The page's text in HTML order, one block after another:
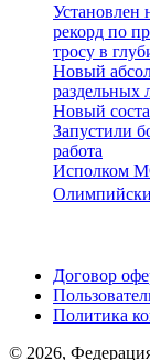
рекорд по
тросу в
Новый
раздельных
Новый
Запустили
работа
Исполком
Договор
Политика
© 2026,